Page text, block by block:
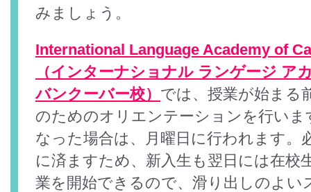
みましょう。
International Language Academy of
（インターナショナル ランゲージ ア
バンクーバー校） では、授業が始まる
のためのオリエンテーションを行いま
なった場合は、月曜日に行われます。
に済ますため、新入生も翌日には在校
業を開始できるので、滑り出しのよい